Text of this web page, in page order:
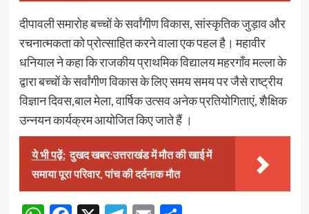
दीपावली समारोह बच्चों के सर्वांगीण विकास, सांस्कृतिक जुड़ाव और
रचनात्मकता को प्रोत्साहित करने वाला एक पहल है। महावीर
धनियाल ने कहा कि राजकीय प्राथमिक विद्यालय महरगाँव मल्ला के
द्वारा बच्चों के सर्वांगीण विकास के लिए समय समय पर जैसे राष्ट्रीय
विज्ञान दिवस,बाल मेला, वार्षिक उत्सव अनेक प्रतियोगिताएं, शैक्षिक
उन्नयन कार्यक्रम आयोजित किए जाते हैं ।
ये भी पढ़ें: दुखद खबर:उत्तराखंड में मौत की खाई में
समाया पूरा परिवार, पांच की दर्दनाक मौत